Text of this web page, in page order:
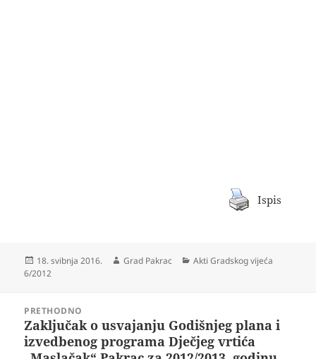
Ispis
Objavljeno
dana
18. svibnja 2016. Autor
Grad Pakrac Kategorije
Akti Gradskog vijeća
6/2012
objavaPRETHODNO
Prethodna
objava:
Zaključak o usvajanju Godišnjeg plana i
izvedbenog programa Dječjeg vrtića